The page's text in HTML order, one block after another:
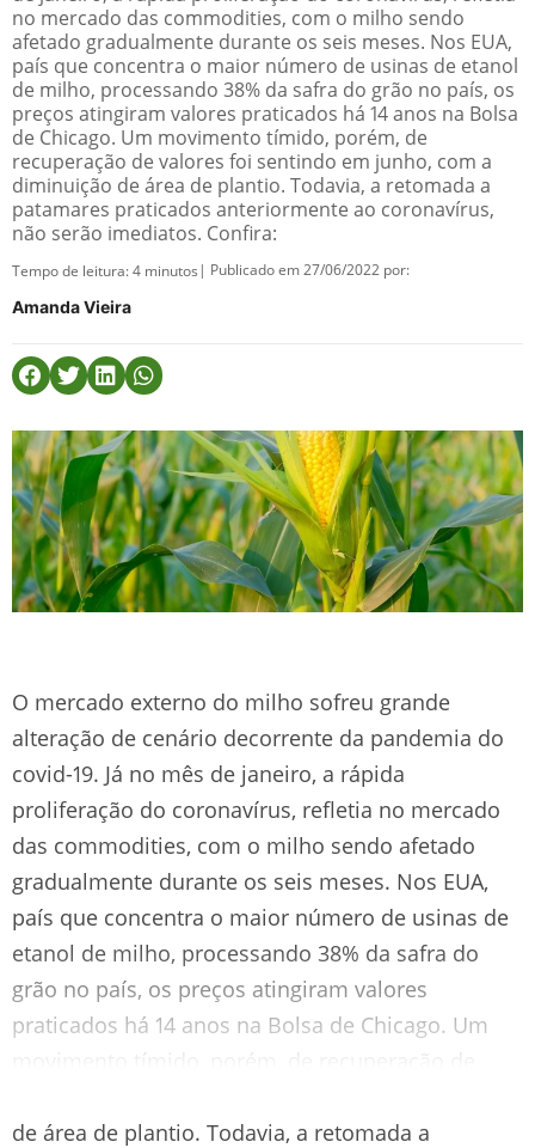
no mercado das commodities, com o milho sendo
afetado gradualmente durante os seis meses. Nos EUA,
país que concentra o maior número de usinas de etanol
de milho, processando 38% da safra do grão no país, os
preços atingiram valores praticados há 14 anos na Bolsa
de Chicago. Um movimento tímido, porém, de
recuperação de valores foi sentindo em junho, com a
diminuição de área de plantio. Todavia, a retomada a
patamares praticados anteriormente ao coronavírus,
não serão imediatos. Confira:
Tempo de leitura:4 minutos | Publicado em 27/06/2022 por:
Amanda Vieira
O mercado externo do milho sofreu grande
alteração de cenário decorrente da pandemia do
covid-19. Já no mês de janeiro, a rápida
proliferação do coronavírus, refletia no mercado
das commodities, com o milho sendo afetado
gradualmente durante os seis meses. Nos EUA,
país que concentra o maior número de usinas de
etanol de milho, processando 38% da safra do
grão no país, os preços atingiram valores
praticados há 14 anos na Bolsa de Chicago. Um
movimento tímido, porém, de recuperação de
de área de plantio. Todavia, a retomada a